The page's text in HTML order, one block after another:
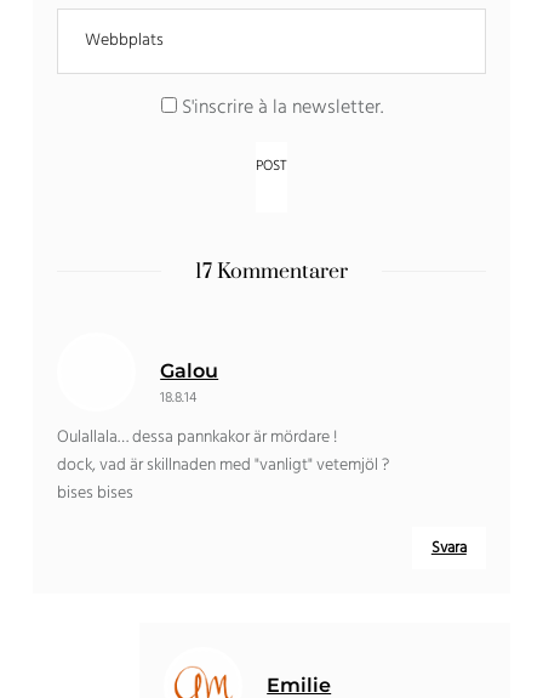
S'inscrire à la newsletter.
17 Kommentarer
Galou
18.8.14
Oulallala… dessa pannkakor är mördare !
dock, vad är skillnaden med "vanligt" vetemjöl ?
bises bises
Svara
Emilie